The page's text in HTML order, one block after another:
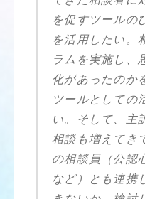
を促すツールの
を活用したい。
ラムを実施し、
化があったのか
ツールとしての
い。そして、主
相談も増えてき
の相談員（公認
など）とも連携